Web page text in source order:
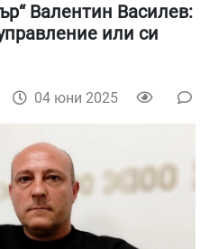
Валентин Василев:
или си
04 юни 2025